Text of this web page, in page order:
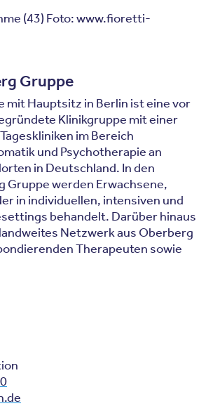
(43) Foto: www.fioretti-
Gruppe
mit Hauptsitz in Berlin ist eine vor
Klinikgruppe mit einer
im Bereich
und Psychotherapie an
in Deutschland. In den
Gruppe werden Erwachsene,
in individuellen, intensiven und
behandelt. Darüber hinaus
Netzwerk aus Oberberg
Therapeuten sowie